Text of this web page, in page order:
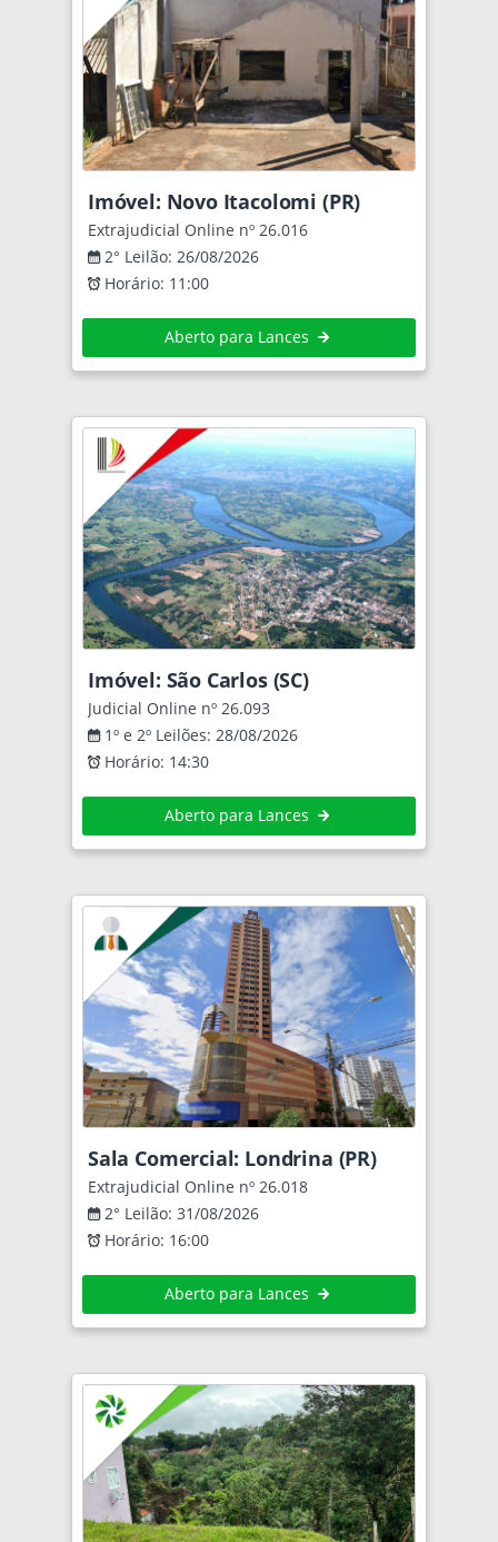
Imóvel: Novo Itacolomi (PR)
Extrajudicial Online nº 26.016
2° Leilão: 26/08/2026
Horário: 11:00
Aberto para Lances
Imóvel: São Carlos (SC)
Judicial Online nº 26.093
1º e 2º Leilões: 28/08/2026
Horário: 14:30
Aberto para Lances
Sala Comercial: Londrina (PR)
Extrajudicial Online nº 26.018
2° Leilão: 31/08/2026
Horário: 16:00
Aberto para Lances